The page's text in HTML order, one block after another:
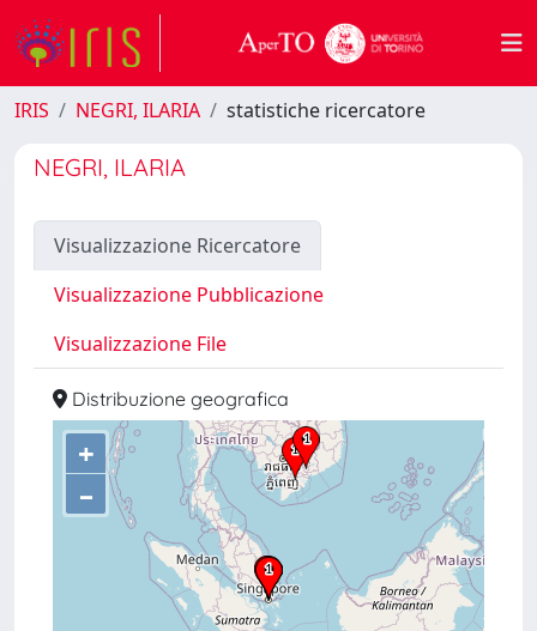
IRIS NEGRI, ILARIA statistiche ricercatore
NEGRI, ILARIA
Visualizzazione Ricercatore
Visualizzazione Pubblicazione
Visualizzazione File
Distribuzione geografica
+
–